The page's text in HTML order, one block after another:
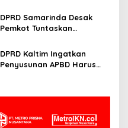
DPRD Samarinda Desak
Pemkot Tuntaskan
Teras Samarinda II
DPRD Kaltim Ingatkan
Penyusunan APBD Harus